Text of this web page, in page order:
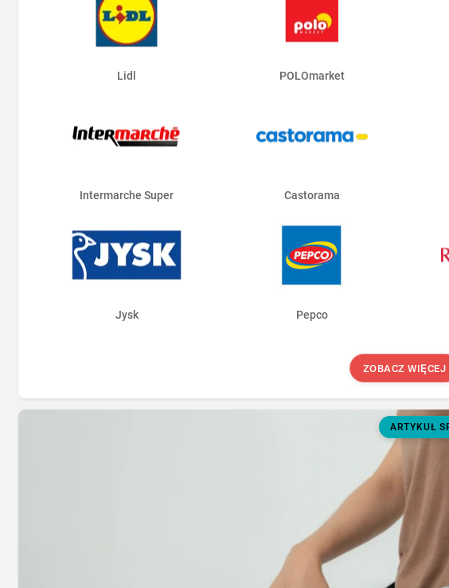
Lidl POLOmarket
Intermarche Super Castorama
Jysk Pepco
ZOBACZ WIĘCEJ
ARTYKUŁ